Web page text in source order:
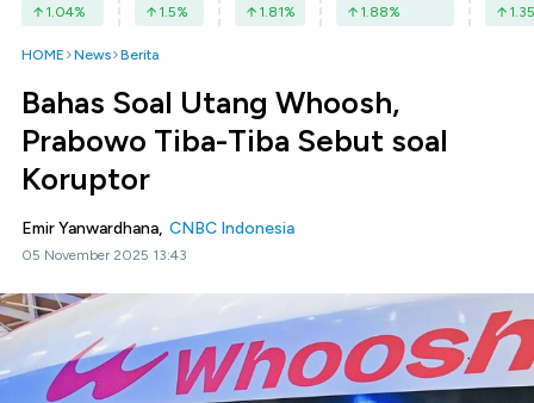
1.04% 1.5% 1.81% 1.88% 1.35
HOME News Berita
Bahas Soal Utang Whoosh,
Prabowo Tiba-Tiba Sebut soal
Koruptor
Emir Yanwardhana, CNBC Indonesia
05 November 2025 13:43